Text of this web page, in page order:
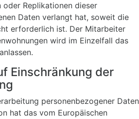
oder Replikationen dieser
Daten verlangt hat, soweit die
erforderlich ist. Der Mitarbeiter
wird im Einzelfall das
Einschränkung der
personenbezogener Daten
hat das vom Europäischen